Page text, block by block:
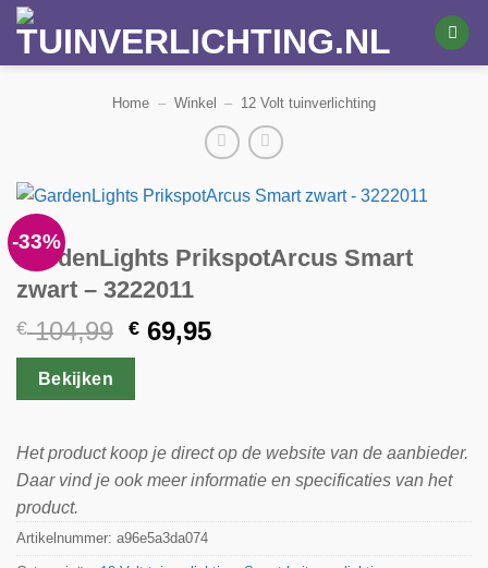
Ga
naar
inhoud
Home – Winkel – 12 Volt tuinverlichting
-33%
GardenLights PrikspotArcus Smart
zwart – 3222011
€104,99 Oorspronkelijke
prijs
€ 104,99.
€ 69,95Huidige
Bekijken
Het product koop je direct op de website van de aanbieder.
Daar vind je ook meer informatie en specificaties van het
product.
Artikelnummer: a96e5a3da074